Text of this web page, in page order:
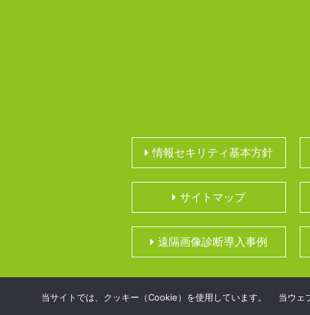
情報セキリティ基本方針
サイトマップ
遠隔画像診断導入事例
当サイトでは、クッキー（Cookie）を使用しています。 当ウェ